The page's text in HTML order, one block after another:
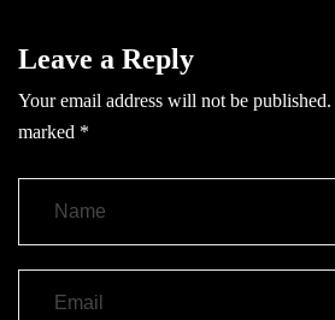
Leave a Reply
Your email address will not be published.
marked *